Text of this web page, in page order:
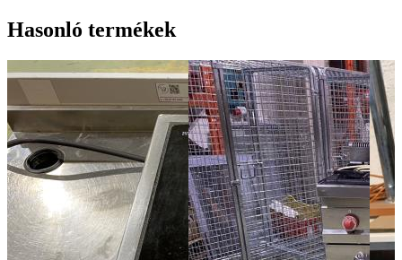
Hasonló termékek